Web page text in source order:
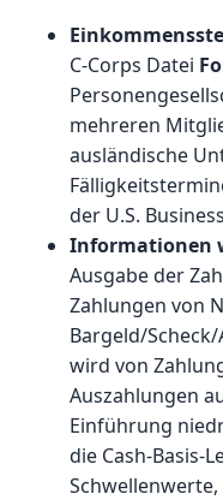
C-Corps Datei
mehreren
ausländische
der U.S.
Informationen
Ausgabe der
Zahlungen von
Bargeld/
wird von
Auszahlungen
Einführung
die Cash-Basis-